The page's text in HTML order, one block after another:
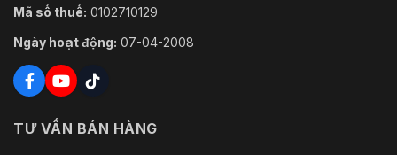
Mã số thuế: 0102710129
Ngày hoạt động: 07-04-2008
TƯ VẤN BÁN HÀNG